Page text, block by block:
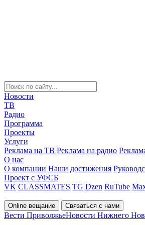
Новости
ТВ
Радио
Программа
Проекты
Услуги
Реклама на ТВ Реклама на радио
О нас
О компании Наши достижения
Проект с УФСБ
VK CLASSMATES TG Dzen RuTube
Online вещание Связаться с нами
Вести ПриволжьеНовости Нижнего